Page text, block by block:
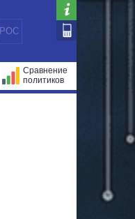
РОС
Сравнение
политиков